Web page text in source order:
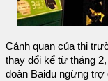
Cảnh quan của thị
thay đổi kể từ tháng
đoàn Baidu ngừng